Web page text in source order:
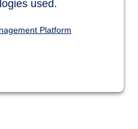
used.
Platform